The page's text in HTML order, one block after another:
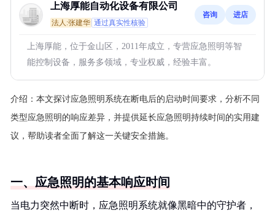
上海厚能自动化设备有限公司
法人:张建华 通过真实性核验
咨询 进店
上海厚能，位于金山区，2011年成立，专营应急照明等智
能控制设备，服务多领域，专业权威，经验丰富。
介绍： 本文探讨应急照明系统在断电后的启动时间要求，分析不同
类型应急照明的响应差异，并提供延长应急照明持续时间的实用建
议，帮助读者全面了解这一关键安全措施。
一、应急照明的基本响应时间
当电力突然中断时，应急照明系统就像黑暗中的守护者，